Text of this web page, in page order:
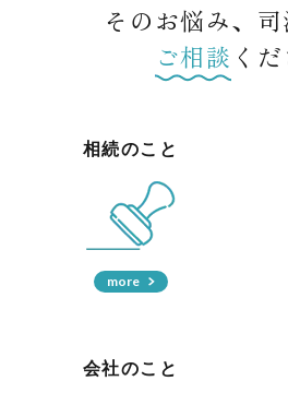
そのお悩み、
ご相談 く
相続のこと
more
会社のこと